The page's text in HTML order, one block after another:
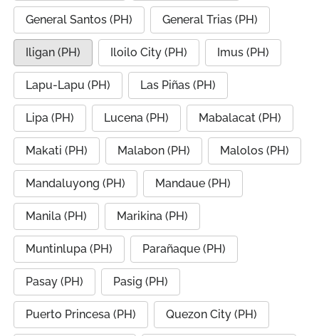
General Santos (PH) General Trias (PH)
Iligan (PH) Iloilo City (PH) Imus (PH)
Lapu-Lapu (PH) Las Piñas (PH)
Lipa (PH) Lucena (PH) Mabalacat (PH)
Makati (PH) Malabon (PH) Malolos (PH)
Mandaluyong (PH) Mandaue (PH)
Manila (PH) Marikina (PH)
Muntinlupa (PH) Parañaque (PH)
Pasay (PH) Pasig (PH)
Puerto Princesa (PH) Quezon City (PH)